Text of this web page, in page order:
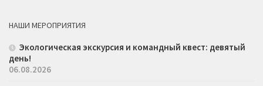
НАШИ МЕРОПРИЯТИЯ
Экологическая экскурсия и командный квест: девятый
день!
06.08.2026